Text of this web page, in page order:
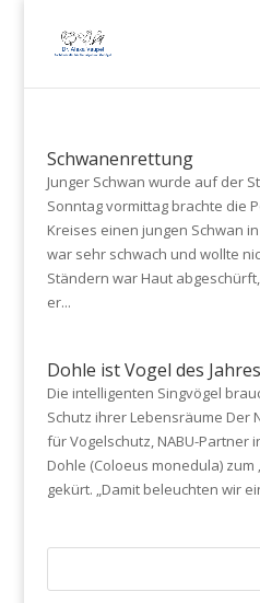
Schwanenrettung
Junger Schwan wurde auf der
Sonntag vormittag brachte die
Kreises einen jungen Schwan
war sehr schwach und wollte
Ständern war Haut
er...
Dohle ist Vogel des
Die intelligenten Singvögel
Schutz ihrer Lebensräume Der
für Vogelschutz, NABU-Partner
Dohle (Coloeus monedula) zum
gekürt. „Damit beleuchten wir